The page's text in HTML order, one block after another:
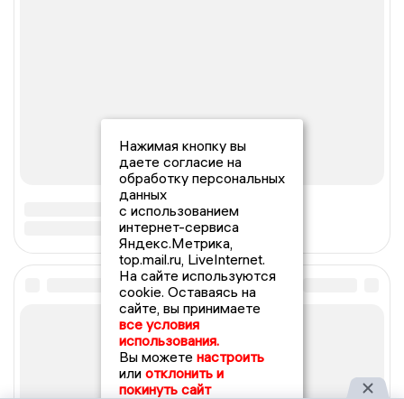
Нажимая кнопку вы
даете согласие на
обработку персональных
данных
с использованием
интернет-сервиса
Яндекс.Метрика,
top.mail.ru, LiveInternet.
На сайте используются
cookie. Оставаясь на
сайте, вы принимаете
все условия
использования.
Вы можете настроить
или отклонить и
покинуть сайт